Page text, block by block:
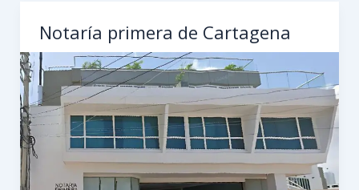
Notaría primera de Cartagena